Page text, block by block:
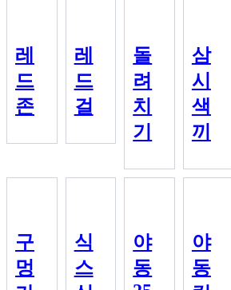
레
드
존
레
드
걸
돌
려
치
기
삼
시
색
끼
구
멍
식
스
야
동
야
동